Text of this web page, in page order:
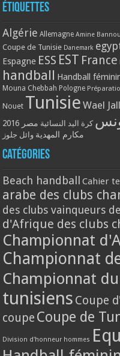
Étiquettes
Algérie Allemagne Amine
Coupe de Tunisie Danemark
Espagne ESS EST France
handball Handball
Mouna Chebbah Pologne
Nouet Tunisie Wael
كرة اليد النسائية مصر 2016
مكارم المهدية وائل جلوز
Catégories
Beach handball Cahier
arabe des clubs
des clubs vainqueurs
d'Afrique des clubs
Championnat
Championnat
Championnat
tunisiens Coupe
coupe Coupe de
Division d'honneur hommes